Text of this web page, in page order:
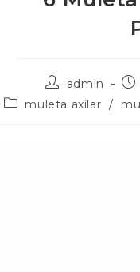
admin
muleta axilar /